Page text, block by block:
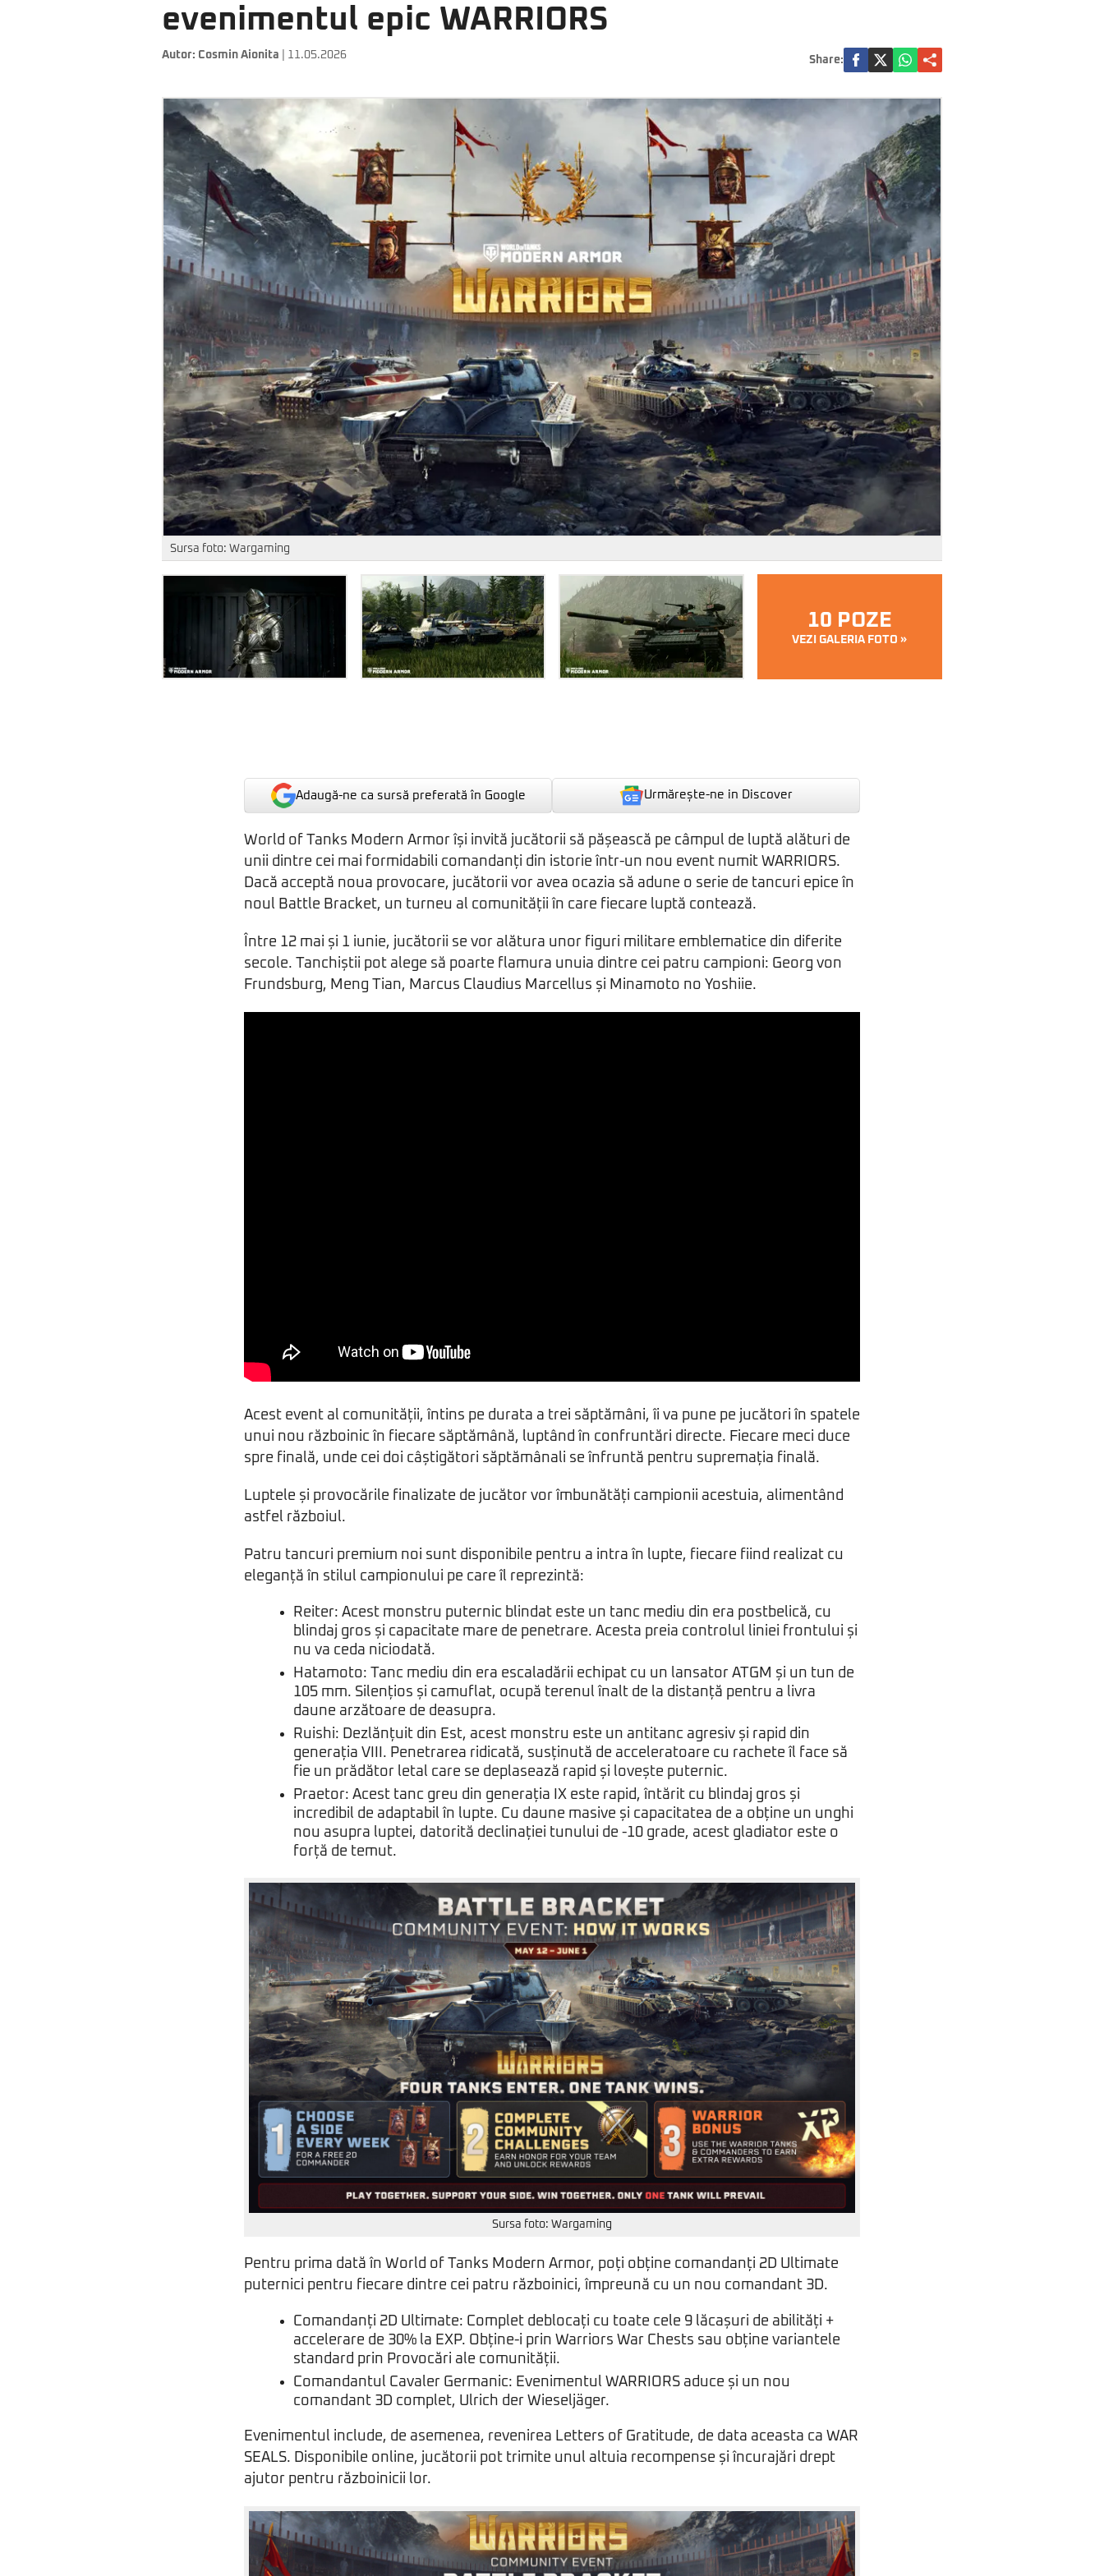
evenimentul epic WARRIORS
Autor: Cosmin Aionita | 11.05.2026 Share:
Sursa foto: Wargaming
10 POZE
VEZI GALERIA FOTO »
Adaugă-ne ca sursă preferată în Google Urmărește-ne in Discover
World of Tanks Modern Armor își invită jucătorii să pășească pe câmpul de luptă alături de
unii dintre cei mai formidabili comandanți din istorie într-un nou event numit WARRIORS.
Dacă acceptă noua provocare, jucătorii vor avea ocazia să adune o serie de tancuri epice în
noul Battle Bracket, un turneu al comunității în care fiecare luptă contează.
Între 12 mai și 1 iunie, jucătorii se vor alătura unor figuri militare emblematice din diferite
secole. Tanchiștii pot alege să poarte flamura unuia dintre cei patru campioni: Georg von
Frundsburg, Meng Tian, Marcus Claudius Marcellus și Minamoto no Yoshiie.
Acest event al comunității, întins pe durata a trei săptămâni, îi va pune pe jucători în spatele
unui nou războinic în fiecare săptămână, luptând în confruntări directe. Fiecare meci duce
spre finală, unde cei doi câștigători săptămânali se înfruntă pentru supremația finală.
Luptele și provocările finalizate de jucător vor îmbunătăți campionii acestuia, alimentând
astfel războiul.
Patru tancuri premium noi sunt disponibile pentru a intra în lupte, fiecare fiind realizat cu
eleganță în stilul campionului pe care îl reprezintă:
Reiter: Acest monstru puternic blindat este un tanc mediu din era postbelică, cu
blindaj gros și capacitate mare de penetrare. Acesta preia controlul liniei frontului și
nu va ceda niciodată.
Hatamoto: Tanc mediu din era escaladării echipat cu un lansator ATGM și un tun de
105 mm. Silențios și camuflat, ocupă terenul înalt de la distanță pentru a livra
daune arzătoare de deasupra.
Ruishi: Dezlănțuit din Est, acest monstru este un antitanc agresiv și rapid din
generația VIII. Penetrarea ridicată, susținută de acceleratoare cu rachete îl face să
fie un prădător letal care se deplasează rapid și lovește puternic.
Praetor: Acest tanc greu din generația IX este rapid, întărit cu blindaj gros și
incredibil de adaptabil în lupte. Cu daune masive și capacitatea de a obține un unghi
nou asupra luptei, datorită declinației tunului de -10 grade, acest gladiator este o
forță de temut.
Sursa foto: Wargaming
Pentru prima dată în World of Tanks Modern Armor, poți obține comandanți 2D Ultimate
puternici pentru fiecare dintre cei patru războinici, împreună cu un nou comandant 3D.
Comandanți 2D Ultimate: Complet deblocați cu toate cele 9 lăcașuri de abilități +
accelerare de 30% la EXP. Obține-i prin Warriors War Chests sau obține variantele
standard prin Provocări ale comunității.
Comandantul Cavaler Germanic: Evenimentul WARRIORS aduce și un nou
comandant 3D complet, Ulrich der Wieseljäger.
Evenimentul include, de asemenea, revenirea Letters of Gratitude, de data aceasta ca WAR
SEALS. Disponibile online, jucătorii pot trimite unul altuia recompense și încurajări drept
ajutor pentru războinicii lor.